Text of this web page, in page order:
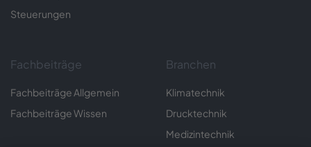
Steuerungen
Fachbeiträge
Fachbeiträge Allgemein
Fachbeiträge Wissen
Branchen
Klimatechnik
Drucktechnik
Medizintechnik